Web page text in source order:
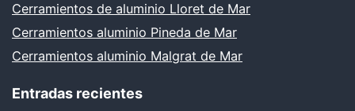
Cerramientos de aluminio Lloret de Mar
Cerramientos aluminio Pineda de Mar
Cerramientos aluminio Malgrat de Mar
Entradas recientes